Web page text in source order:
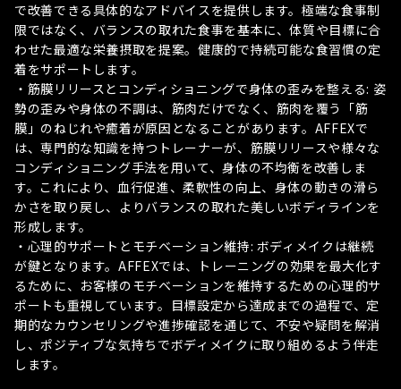
で改善できる具体的なアドバイスを提供します。極端な食事制
限ではなく、バランスの取れた食事を基本に、体質や目標に合
わせた最適な栄養摂取を提案。健康的で持続可能な食習慣の定
着をサポートします。
・筋膜リリースとコンディショニングで身体の歪みを整える: 姿
勢の歪みや身体の不調は、筋肉だけでなく、筋肉を覆う「筋
膜」のねじれや癒着が原因となることがあります。AFFEXで
は、専門的な知識を持つトレーナーが、筋膜リリースや様々な
コンディショニング手法を用いて、身体の不均衡を改善しま
す。これにより、血行促進、柔軟性の向上、身体の動きの滑ら
かさを取り戻し、よりバランスの取れた美しいボディラインを
形成します。
・心理的サポートとモチベーション維持: ボディメイクは継続
が鍵となります。AFFEXでは、トレーニングの効果を最大化す
るために、お客様のモチベーションを維持するための心理的サ
ポートも重視しています。目標設定から達成までの過程で、定
期的なカウンセリングや進捗確認を通じて、不安や疑問を解消
し、ポジティブな気持ちでボディメイクに取り組めるよう伴走
します。